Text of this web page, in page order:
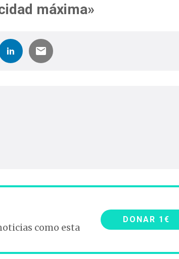
máxima»
como esta
DONAR 1€